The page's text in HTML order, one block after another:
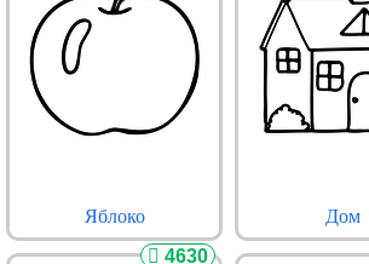
Яблоко Дом
4630